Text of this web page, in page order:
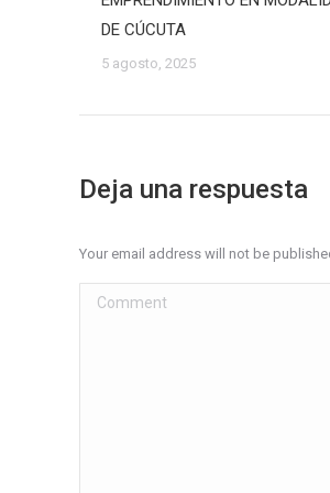
DE CÚCUTA
5 agosto, 2025
Deja una respuesta
Your email address will not be
Comment